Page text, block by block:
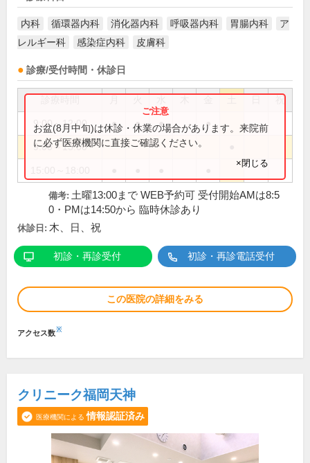
内科 循環器内科 消化器内科 呼吸器内科 胃腸内科
ア
レルギー科
感染症内科 皮膚科
診療/受付時間・休診日
祝
9:00～12:00 ● ● ● ●
9:00～13:00
お盆(8月中旬)は休診・休業の場合があります。来院前
に必ず医療機関に直接ご確認ください。
×閉じる
備考: 土曜13:00まで WEB予約可 受付開始AMは8:5
0・PMは14:50から 臨時休診あり
休診日: 木、日、祝
初診・再診受付 初診・再診電話受付
この医院の詳細をみる
アクセス数※
クリニーク福岡天神
医療機関による 情報認証済み